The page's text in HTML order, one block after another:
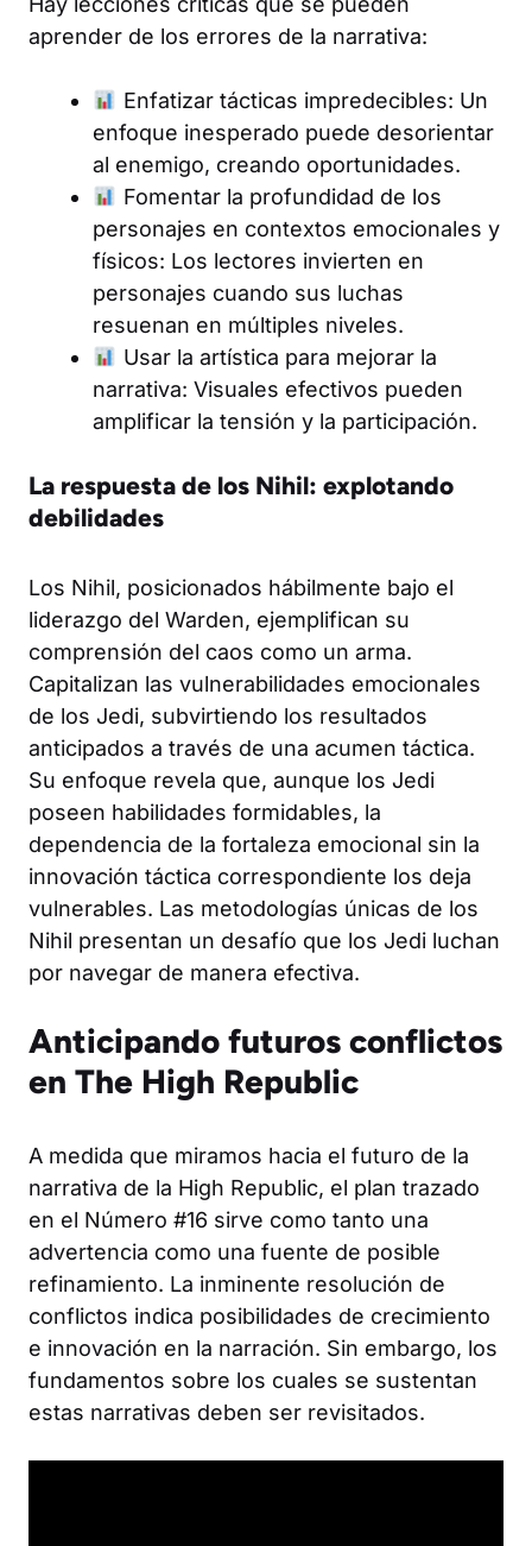
aprender de los errores de la narrativa:
Enfatizar tácticas impredecibles: Un
enfoque inesperado puede desorientar
al enemigo, creando oportunidades.
Fomentar la profundidad de los
personajes en contextos emocionales y
físicos: Los lectores invierten en
personajes cuando sus luchas
resuenan en múltiples niveles.
Usar la artística para mejorar la
narrativa: Visuales efectivos pueden
amplificar la tensión y la participación.
La respuesta de los Nihil: explotando
debilidades
Los Nihil, posicionados hábilmente bajo el
liderazgo del Warden, ejemplifican su
comprensión del caos como un arma.
Capitalizan las vulnerabilidades emocionales
de los Jedi, subvirtiendo los resultados
anticipados a través de una acumen táctica.
Su enfoque revela que, aunque los Jedi
poseen habilidades formidables, la
dependencia de la fortaleza emocional sin la
innovación táctica correspondiente los deja
vulnerables. Las metodologías únicas de los
Nihil presentan un desafío que los Jedi luchan
por navegar de manera efectiva.
Anticipando futuros conflictos
en The High Republic
A medida que miramos hacia el futuro de la
narrativa de la High Republic, el plan trazado
en el Número #16 sirve como tanto una
advertencia como una fuente de posible
refinamiento. La inminente resolución de
conflictos indica posibilidades de crecimiento
e innovación en la narración. Sin embargo, los
fundamentos sobre los cuales se sustentan
estas narrativas deben ser revisitados.